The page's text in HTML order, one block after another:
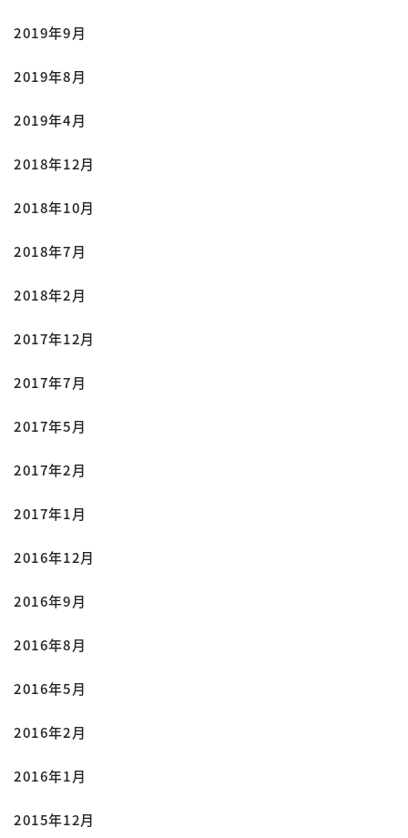
2019年9月
2019年8月
2019年4月
2018年12月
2018年10月
2018年7月
2018年2月
2017年12月
2017年7月
2017年5月
2017年2月
2017年1月
2016年12月
2016年9月
2016年8月
2016年5月
2016年2月
2016年1月
2015年12月